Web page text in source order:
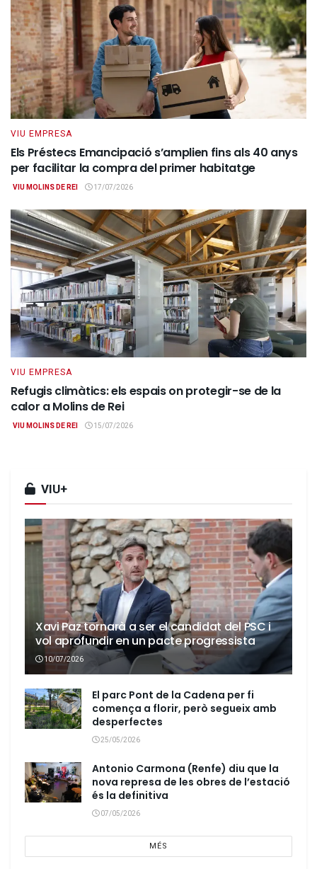
VIU EMPRESA
Els Préstecs Emancipació s’amplien fins als 40 anys
per facilitar la compra del primer habitatge
VIU MOLINS DE REI 17/07/2026
VIU EMPRESA
Refugis climàtics: els espais on protegir-se de la
calor a Molins de Rei
VIU MOLINS DE REI 15/07/2026
VIU+
Xavi Paz tornarà a ser el candidat del PSC i
vol aprofundir en un pacte progressista
10/07/2026
El parc Pont de la Cadena per fi
comença a florir, però segueix amb
desperfectes
25/05/2026
Antonio Carmona (Renfe) diu que la
nova represa de les obres de l’estació
és la definitiva
07/05/2026
MÉS